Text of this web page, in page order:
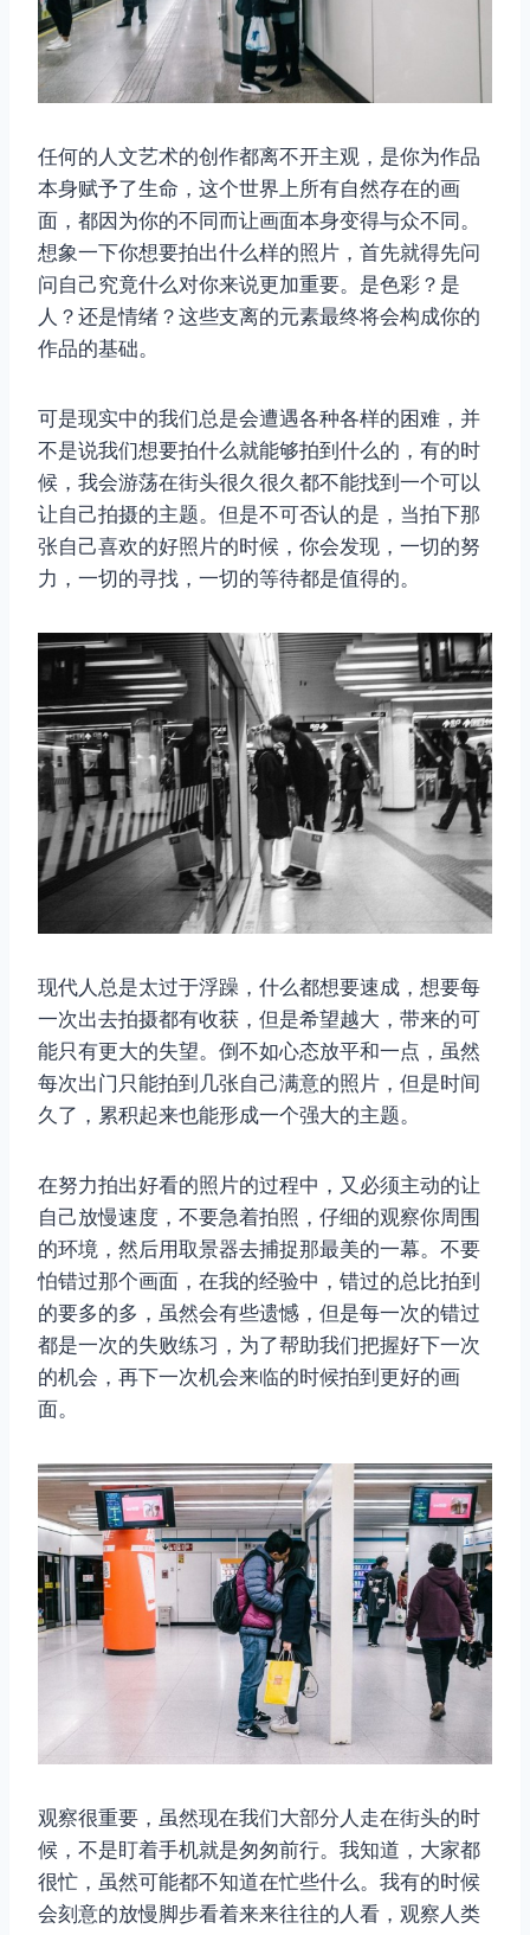
任何的人文艺术的创作都离不开主观，是你为作品
本身赋予了生命，这个世界上所有自然存在的画
面，都因为你的不同而让画面本身变得与众不同。
想象一下你想要拍出什么样的照片，首先就得先问
问自己究竟什么对你来说更加重要。是色彩？是
人？还是情绪？这些支离的元素最终将会构成你的
作品的基础。
可是现实中的我们总是会遭遇各种各样的困难，并
不是说我们想要拍什么就能够拍到什么的，有的时
候，我会游荡在街头很久很久都不能找到一个可以
让自己拍摄的主题。但是不可否认的是，当拍下那
张自己喜欢的好照片的时候，你会发现，一切的努
力，一切的寻找，一切的等待都是值得的。
现代人总是太过于浮躁，什么都想要速成，想要每
一次出去拍摄都有收获，但是希望越大，带来的可
能只有更大的失望。倒不如心态放平和一点，虽然
每次出门只能拍到几张自己满意的照片，但是时间
久了，累积起来也能形成一个强大的主题。
在努力拍出好看的照片的过程中，又必须主动的让
自己放慢速度，不要急着拍照，仔细的观察你周围
的环境，然后用取景器去捕捉那最美的一幕。不要
怕错过那个画面，在我的经验中，错过的总比拍到
的要多的多，虽然会有些遗憾，但是每一次的错过
都是一次的失败练习，为了帮助我们把握好下一次
的机会，再下一次机会来临的时候拍到更好的画
面。
观察很重要，虽然现在我们大部分人走在街头的时
候，不是盯着手机就是匆匆前行。我知道，大家都
很忙，虽然可能都不知道在忙些什么。我有的时候
会刻意的放慢脚步看着来来往往的人看，观察人类